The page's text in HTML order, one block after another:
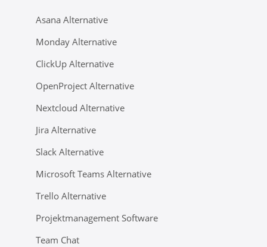
Asana Alternative
Monday Alternative
ClickUp Alternative
OpenProject Alternative
Nextcloud Alternative
Jira Alternative
Slack Alternative
Microsoft Teams Alternative
Trello Alternative
Projektmanagement Software
Team Chat